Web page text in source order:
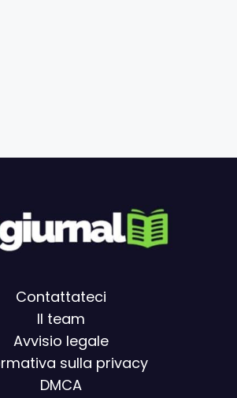
Contattateci
Il team
Avvisio legale
sulla privacy
DMCA